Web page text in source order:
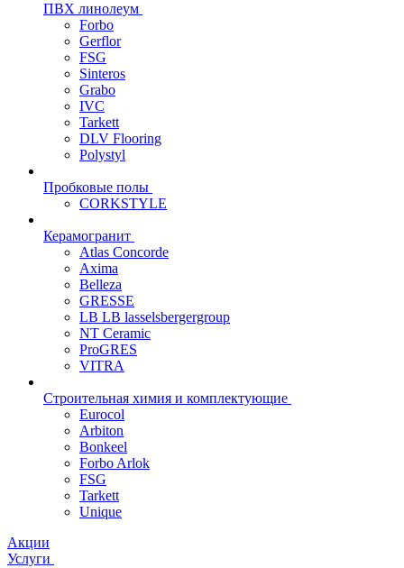
ПВХ линолеум
Forbo
Gerflor
FSG
Sinteros
Grabo
IVC
Tarkett
DLV Flooring
Polystyl
Пробковые полы
CORKSTYLE
Керамогранит
Atlas Concorde
Axima
Belleza
GRESSE
LB LB lasselsbergergroup
NT Ceramic
ProGRES
VITRA
Строительная химия и комплектующие
Eurocol
Arbiton
Bonkeel
Forbo Arlok
FSG
Tarkett
Unique
Акции
Услуги